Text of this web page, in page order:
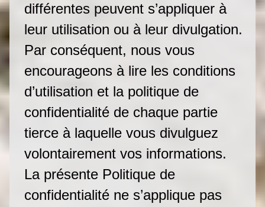
différentes peuvent s’appliquer à
leur utilisation ou à leur divulgation.
Par conséquent, nous vous
encourageons à lire les conditions
d’utilisation et la politique de
confidentialité de chaque partie
tierce à laquelle vous divulguez
volontairement vos informations.
La présente Politique de
confidentialité ne s’applique pas